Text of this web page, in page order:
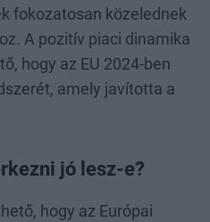
fokozatosan közelednek
A pozitív piaci dinamika
hogy az EU 2024-ben
amely javította a
jó lesz-e?
hogy az Európai